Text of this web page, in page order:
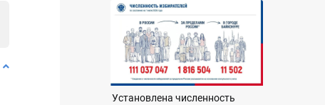
Установлена численность